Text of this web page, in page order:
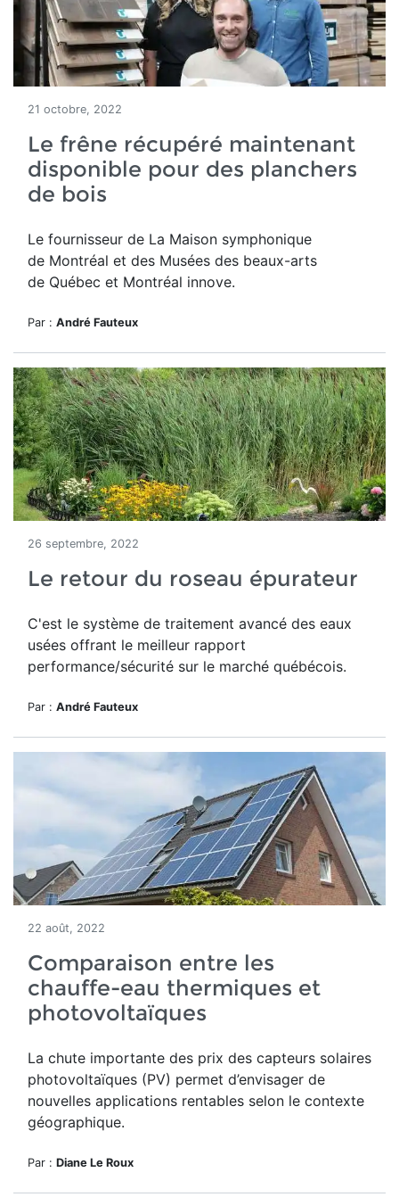
21 octobre, 2022
Le frêne récupéré maintenant
disponible pour des planchers
de bois
Le fournisseur de La Maison symphonique
de Montréal et des Musées des beaux-arts
de Québec et Montréal innove.
Par : André Fauteux
26 septembre, 2022
Le retour du roseau épurateur
C'est le système de traitement avancé des eaux
usées offrant le meilleur rapport
performance/sécurité sur le marché québécois.
Par : André Fauteux
22 août, 2022
Comparaison entre les
chauffe-eau thermiques et
photovoltaïques
La chute importante des prix des capteurs solaires
photovoltaïques (PV) permet d’envisager de
nouvelles applications rentables selon le contexte
géographique.
Par : Diane Le Roux